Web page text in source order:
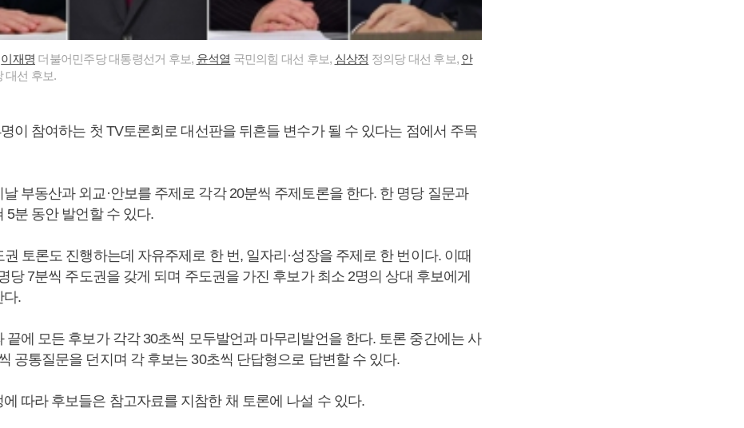
이재명 더불어민주당 대통령선거 후보, 윤석열 국민의힘 대선 후보, 심상정 정의당 대선 후보, 안
대선 후보.
이 참여하는 첫 TV토론회로 대선판을 뒤흔들 변수가 될 수 있다는 점에서 주목
부동산과 외교·안보를 주제로 각각 20분씩 주제토론을 한다. 한 명당 질문과
5분 동안 발언할 수 있다.
권 토론도 진행하는데 자유주제로 한 번, 일자리·성장을 주제로 한 번이다. 이때
당 7분씩 주도권을 갖게 되며 주도권을 가진 후보가 최소 2명의 상대 후보에게
다.
끝에 모든 후보가 각각 30초씩 모두발언과 마무리발언을 한다. 토론 중간에는 사
공통질문을 던지며 각 후보는 30초씩 단답형으로 답변할 수 있다.
따라 후보들은 참고자료를 지참한 채 토론에 나설 수 있다.